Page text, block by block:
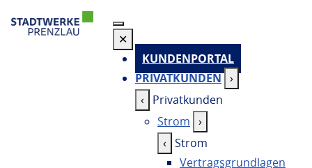
✕
KUNDENPORTAL
PRIVATKUNDEN ›
‹
Privatkunden
Strom ›
‹ Strom
Vertragsgrundlagen